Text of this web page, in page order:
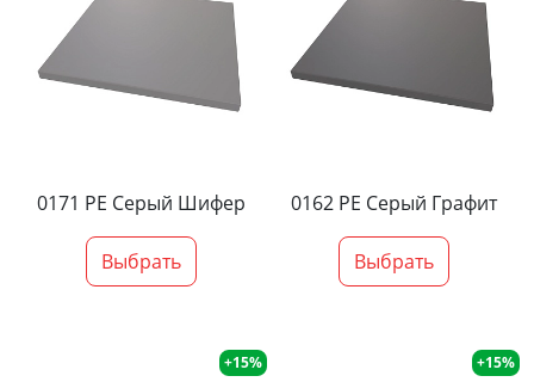
0171 PE Серый Шифер
Выбрать
0162 PE Серый Графит
Выбрать
+15% +15%